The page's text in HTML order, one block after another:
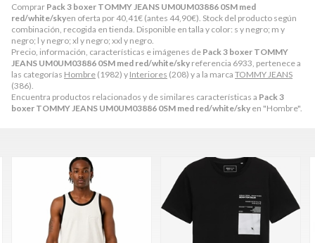
Comprar Pack 3 boxer TOMMY JEANS UM0UM03886 0SM med
red/white/skyen oferta por40,41€ (antes 44,90€). Stock del producto según
combinación, recogida en tienda. Disponible en talla y color: s y negro; m y
negro; l y negro; xl y negro; xxl y negro.
Precio, información, características e imágenes de Pack 3 boxer TOMMY
JEANS UM0UM03886 0SM med red/white/sky referencia 6933, pertenece a
las categorías Hombre (1982) y Interiores (208) y a la marca TOMMY JEANS
(386).
Encuentra productos relacionados y de similares características a Pack 3
boxer TOMMY JEANS UM0UM03886 0SM med red/white/sky en "Hombre".